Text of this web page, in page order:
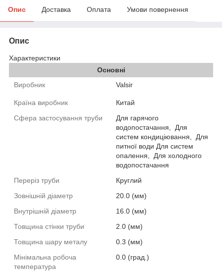
Опис Доставка Оплата Умови повернення
Опис
Характеристики
Основні
Виробник
Valsir
Країна виробник
Китай
Сфера застосування труби
Для гарячого
водопостачання, Для
систем кондиціювання, Для
питної води Для систем
опалення, Для холодного
водопостачання
Переріз труби
Круглий
Зовнішній діаметр
20.0 (мм)
Внутрішній діаметр
16.0 (мм)
Товщина стінки труби
2.0 (мм)
Товщина шару металу
0.3 (мм)
Мінімальна робоча
температура
0.0 (град.)